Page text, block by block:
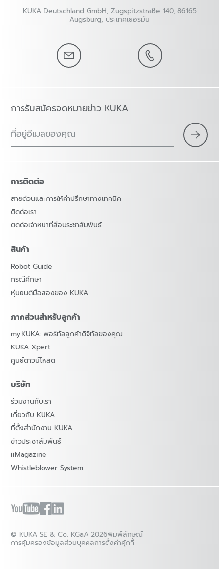
KUKA Deutschland GmbH, Zugspitzstraße 140, 86165
Augsburg, ประเทศเยอรมัน
การรับสมัครจดหมายข่าว KUKA
ที่อยู่อีเมลของคุณ
การติดต่อ
สายด่วนและการให้คำปรึกษาทางเทคนิค
ติดต่อเรา
ติดต่อเจ้าหน้าที่สื่อประชาสัมพันธ์
สินค้า
Robot Guide
กรณีศึกษา
หุ่นยนต์มือสองของ KUKA
ภาคส่วนสำหรับลูกค้า
my.KUKA: พอร์ทัลลูกค้าดิจิทัลของคุณ
KUKA Xpert
ศูนย์ดาวน์โหลด
บริษัท
ร่วมงานกับเรา
เกี่ยวกับ KUKA
ที่ตั้งสำนักงาน KUKA
ข่าวประชาสัมพันธ์
iiMagazine
Whistleblower System
© KUKA SE & Co. KGaA 2026พิมพ์ลักษณ์
การคุ้มครองข้อมูลส่วนบุคคลการตั้งค่าคุ้กกี้